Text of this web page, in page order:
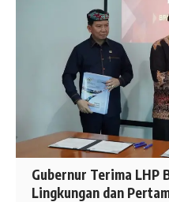
Gubernur Terima LHP
Lingkungan dan